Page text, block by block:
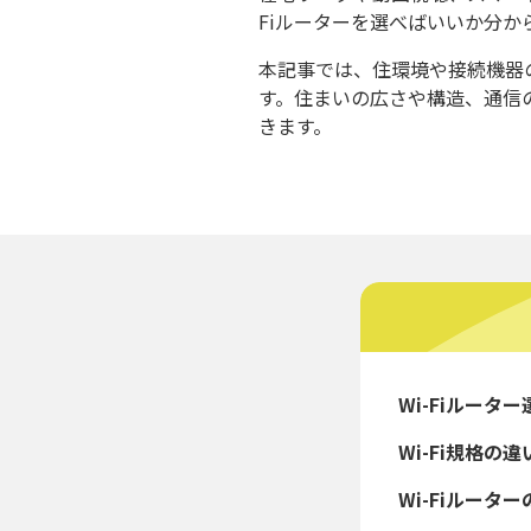
Fiルーターを選べばいいか分
本記事では、住環境や接続機
す。住まいの広さや構造、通
きます。
Wi-Fiルーター
Wi-Fi規格の違
Wi-Fiルーター